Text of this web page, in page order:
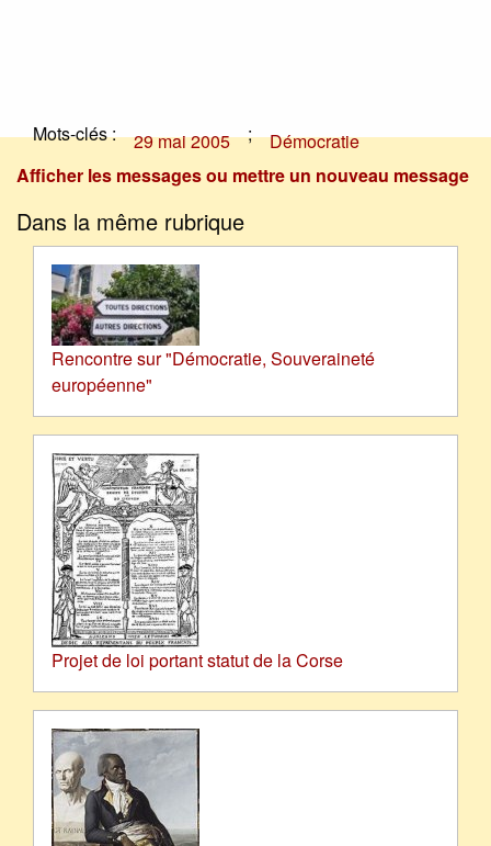
Mots-clés : 29 mai 2005 ;
Démocratie
Afficher les messages ou mettre un nouveau message
Dans la même rubrique
Rencontre sur "Démocratie, Souveraineté
européenne"
Projet de loi portant statut de la Corse